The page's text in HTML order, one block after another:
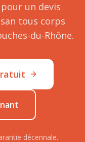
un devis
tous corps
du-Rhône.
décennale.